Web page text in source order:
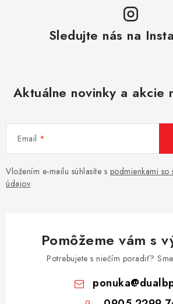
Sledujte nás na
Aktuálne novinky a akcie
Email
Vložením e-mailu súhlasíte s podmienkami so
údajov.
Pomôžeme vám s
Potrebujete s niečím poradiť?
ponuka@